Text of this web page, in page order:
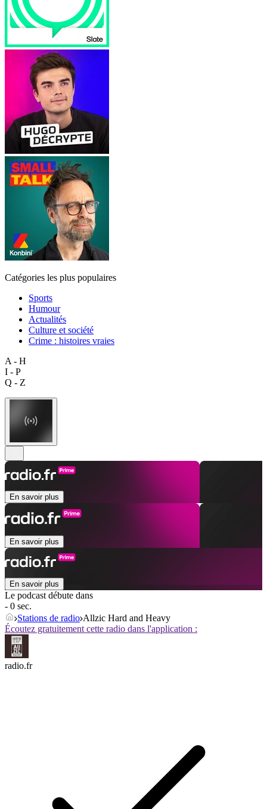
Catégories les plus populaires
Sports
Humour
Actualités
Culture et société
Crime : histoires vraies
A - H
I - P
Q - Z
En savoir plus
En savoir plus
En savoir plus
Le podcast débute dans
- 0 sec.
Stations de radio Allzic Hard and Heavy
Écoutez gratuitement cette radio dans l'application :
radio.fr